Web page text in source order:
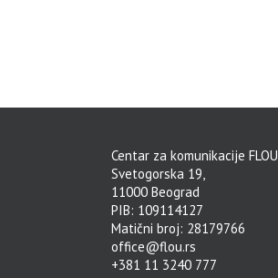
Centar za komunikacije FLOU
Svetogorska 19,
11000 Beograd
PIB: 109114127
Matični broj: 28179766
office@flou.rs
+381 11 3240 777